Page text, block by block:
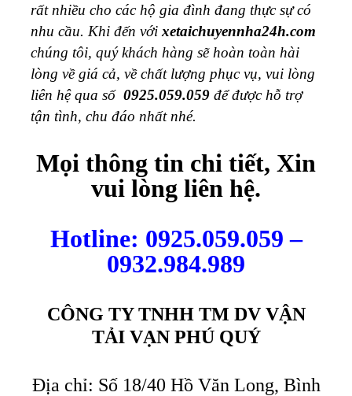
rất nhiều cho các hộ gia đình đang thực sự có
nhu cầu. Khi đến với xetaichuyennha24h.com
chúng tôi, quý khách hàng sẽ hoàn toàn hài
lòng về giá cả, về chất lượng phục vụ, vui lòng
liên hệ qua số 0925.059.059 để được hỗ trợ
tận tình, chu đáo nhất nhé.
Mọi thông tin chi tiết, Xin
vui lòng liên hệ.
Hotline: 0925.059.059 –
0932.984.989
CÔNG TY TNHH TM DV VẬN
TẢI VẠN PHÚ QUÝ
Địa chỉ: Số 18/40 Hồ Văn Long, Bình